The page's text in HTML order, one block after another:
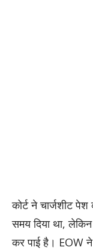
कोर्ट ने चार्जशीट
समय दिया था,
कर पाई है। EOW ने